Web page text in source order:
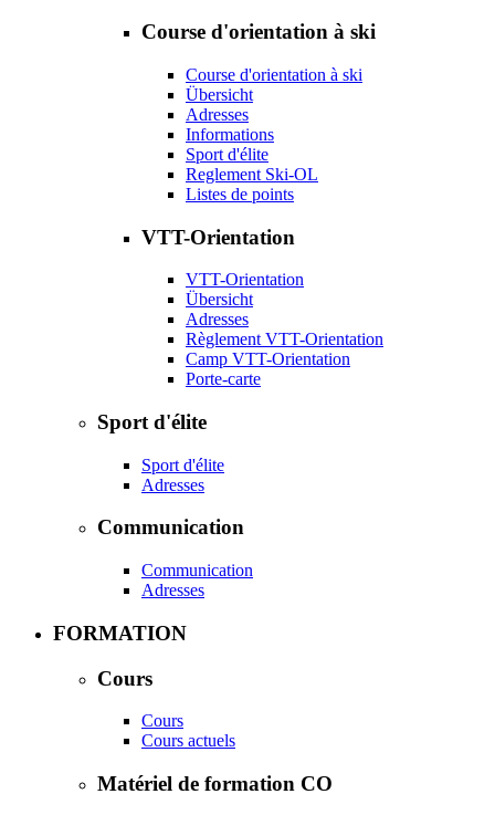
Course d'orientation à ski
Course d'orientation à ski
Übersicht
Adresses
Informations
Sport d'élite
Reglement Ski-OL
Listes de points
VTT-Orientation
VTT-Orientation
Übersicht
Adresses
Règlement VTT-Orientation
Camp VTT-Orientation
Porte-carte
Sport d'élite
Sport d'élite
Adresses
Communication
Communication
Adresses
FORMATION
Cours
Cours
Cours actuels
Matériel de formation CO